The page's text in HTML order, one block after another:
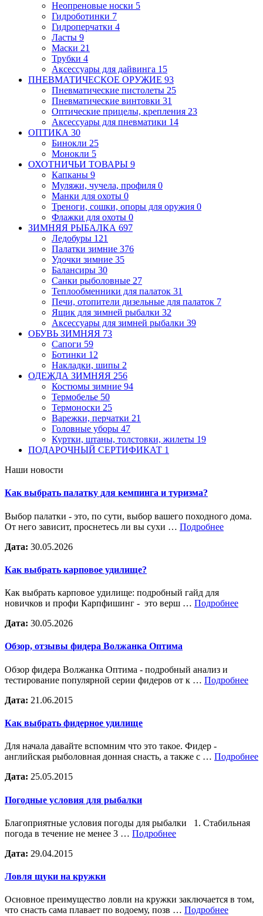
Неопреновые носки 5
Гидроботинки 7
Гидроперчатки 4
Ласты 9
Маски 21
Трубки 4
Аксессуары для дайвинга 15
ПНЕВМАТИЧЕСКОЕ ОРУЖИЕ 93
Пневматические пистолеты 25
Пневматические винтовки 31
Оптические прицелы, крепления 23
Аксессуары для пневматики 14
ОПТИКА 30
Бинокли 25
Монокли 5
ОХОТНИЧЬИ ТОВАРЫ 9
Капканы 9
Муляжи, чучела, профиля 0
Манки для охоты 0
Треноги, сошки, опоры для оружия 0
Флажки для охоты 0
ЗИМНЯЯ РЫБАЛКА 697
Ледобуры 121
Палатки зимние 376
Удочки зимние 35
Балансиры 30
Санки рыболовные 27
Теплообменники для палаток 31
Печи, отопители дизельные для палаток 7
Ящик для зимней рыбалки 32
Аксессуары для зимней рыбалки 39
ОБУВЬ ЗИМНЯЯ 73
Сапоги 59
Ботинки 12
Накладки, шипы 2
ОДЕЖДА ЗИМНЯЯ 256
Костюмы зимние 94
Термобелье 50
Термоноски 25
Варежки, перчатки 21
Головные уборы 47
Куртки, штаны, толстовки, жилеты 19
ПОДАРОЧНЫЙ СЕРТИФИКАТ 1
Наши новости
Как выбрать палатку для кемпинга и туризма?
Выбор палатки - это, по сути, выбор вашего походного дома.
От него зависит, проснетесь ли вы сухи … Подробнее
Дата: 30.05.2026
Как выбрать карповое удилище?
Как выбрать карповое удилище: подробный гайд для
новичков и профи Карпфишинг - это верш … Подробнее
Дата: 30.05.2026
Обзор, отзывы фидера Волжанка Оптима
Обзор фидера Волжанка Оптима - подробный анализ и
тестирование популярной серии фидеров от к … Подробнее
Дата: 21.06.2015
Как выбрать фидерное удилище
Для начала давайте вспомним что это такое. Фидер -
английская рыболовная донная снасть, а также с … Подробнее
Дата: 25.05.2015
Погодные условия для рыбалки
Благоприятные условия погоды для рыбалки 1. Стабильная
погода в течение не менее 3 … Подробнее
Дата: 29.04.2015
Ловля щуки на кружки
Основное преимущество ловли на кружки заключается в том,
что снасть сама плавает по водоему, позв … Подробнее